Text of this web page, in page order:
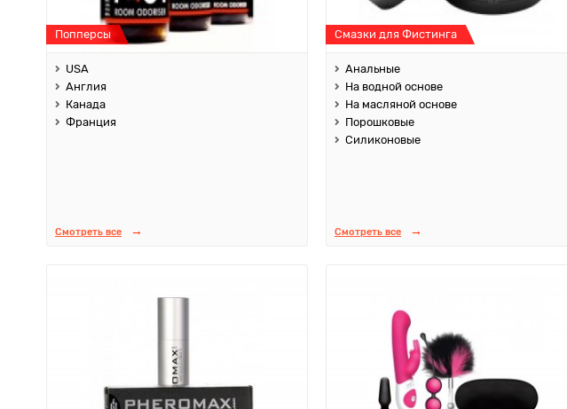
Попперсы
USA
Англия
Канада
Франция
Смотреть все
Смазки для Фистинга
Анальные
На водной основе
На масляной основе
Порошковые
Силиконовые
Смотреть все